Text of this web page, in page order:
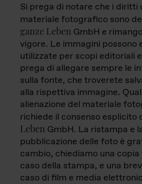
Si prega di notare che i diritti
materiale fotografico sono
ganze Leben GmbH e
vigore. Le immagini possono
utilizzate per scopi editoriali
prega di allegare sempre le
sulla fonte, che troverete
alla rispettiva immagine.
alienazione del materiale
richiede il consenso esplicito
Leben GmbH. La ristampa e
pubblicazione delle foto è
cambio, chiediamo una copia
caso della stampa, e una
caso di film e media